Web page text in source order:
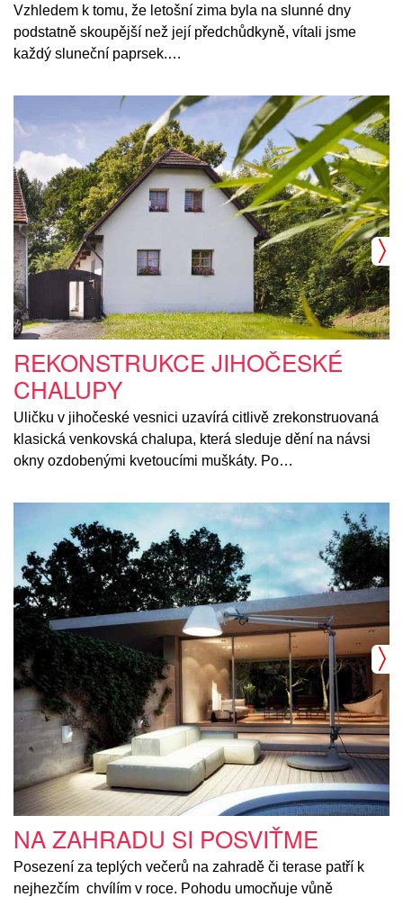
Vzhledem k tomu, že letošní zima byla na slunné dny
podstatně skoupější než její předchůdkyně, vítali jsme
každý sluneční paprsek.…
REKONSTRUKCE JIHOČESKÉ
CHALUPY
Uličku v jihočeské vesnici uzavírá citlivě zrekonstruovaná
klasická venkovská chalupa, která sleduje dění na návsi
okny ozdobenými kvetoucími muškáty. Po…
NA ZAHRADU SI POSVIŤME
Posezení za teplých večerů na zahradě či terase patří k
nejhezčím chvílím v roce. Pohodu umocňuje vůně